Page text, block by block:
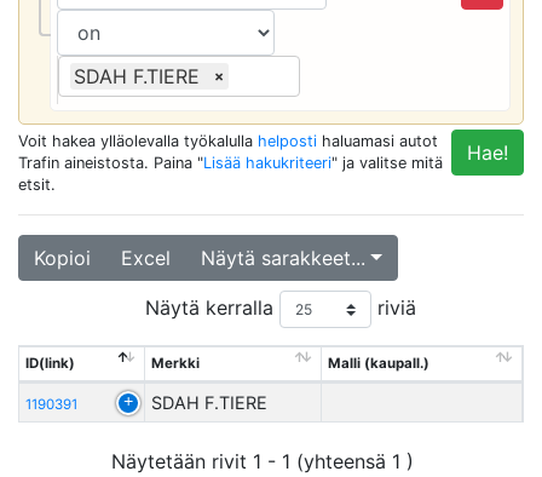
SDAH F.TIERE ×
Hae!
Voit hakea ylläolevalla työkalulla helposti haluamasi autot
Trafin aineistosta. Paina "Lisää hakukriteeri" ja valitse mitä
etsit.
Kopioi Excel Näytä sarakkeet...
Näytä kerralla riviä
ID(link) Merkki Malli (kaupall.)
1190391 SDAH F.TIERE
Näytetään rivit 1 - 1 (yhteensä 1 )